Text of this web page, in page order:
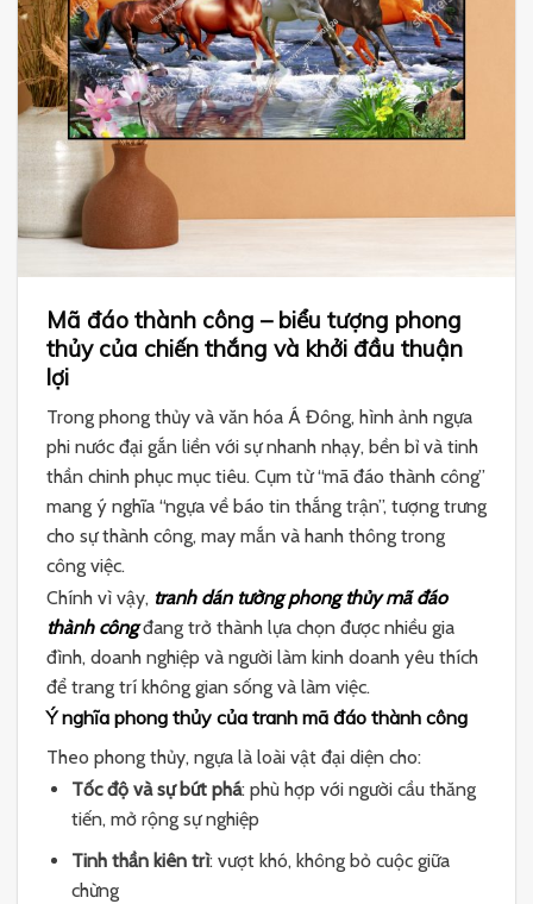
Mã đáo thành công – biểu tượng phong
thủy của chiến thắng và khởi đầu thuận
lợi
Trong phong thủy và văn hóa Á Đông, hình ảnh ngựa
phi nước đại gắn liền với sự nhanh nhạy, bền bỉ và tinh
thần chinh phục mục tiêu. Cụm từ “mã đáo thành công”
mang ý nghĩa “ngựa về báo tin thắng trận”, tượng trưng
cho sự thành công, may mắn và hanh thông trong
công việc.
Chính vì vậy, tranh dán tường phong thủy mã đáo
thành côngđang trở thành lựa chọn được nhiều gia
đình, doanh nghiệp và người làm kinh doanh yêu thích
để trang trí không gian sống và làm việc.
Ý nghĩa phong thủy của tranh mã đáo thành công
Theo phong thủy, ngựa là loài vật đại diện cho:
Tốc độ và sự bứt phá: phù hợp với người cầu thăng
tiến, mở rộng sự nghiệp
Tinh thần kiên trì: vượt khó, không bỏ cuộc giữa
chừng